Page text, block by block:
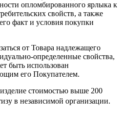
опломбированного ярлыка к
свойств, а также
факт и условия покупки
от Товара надлежащего
определенные свойства,
быть использован
его Покупателем.
стоимостью выше 200
в независимой организации.